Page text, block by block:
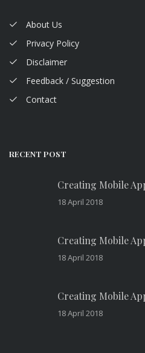
About Us
Privacy Policy
Disclaimer
Feedback / Suggestion
Contact
RECENT POST
Creating Mobile
18 April 2018
Creating Mobile
18 April 2018
Creating Mobile
18 April 2018